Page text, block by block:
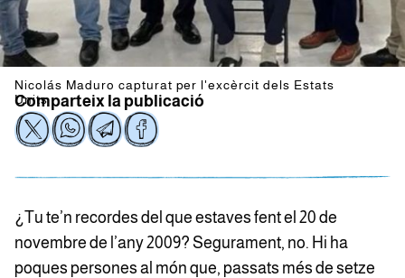
Nicolás Maduro capturat per l'excèrcit dels Estats
Units
Comparteix la publicació
¿Tu te’n recordes del que estaves fent el 20 de
novembre de l’any 2009? Segurament, no. Hi ha
poques persones al món que, passats més de setze